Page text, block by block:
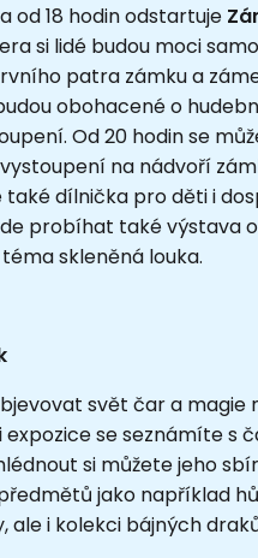
od 18 hodin odstartuje
si lidé budou moci
patra zámku a
obohacené o
Od 20 hodin se
na nádvoří
také dílnička pro děti i
probíhat také výstava
skleněná louka.
svět čar a magie
expozice se seznámíte s
si můžete jeho
jako například
ale i kolekci bájných